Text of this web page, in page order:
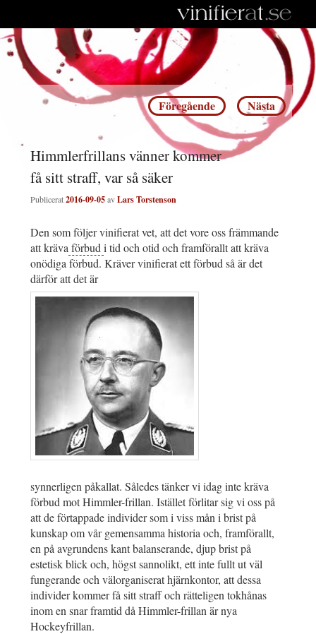
Inläggsnavigering
Föregående Nästa
Himmlerfrillans vänner kommer
få sitt straff, var så säker
Publicerat2016-09-05avLars Torstenson
Den som följer vinifierat vet, att det vore oss främmande
att krävaförbudi tid och otid och framförallt att kräva
onödiga förbud. Kräver vinifierat ett förbud så är det
därför att det är
synnerligen påkallat. Således tänker vi idag inte kräva
förbud mot Himmler-frillan. Istället förlitar sig vi oss på
att de förtappade individer som i viss mån i brist på
kunskap om vår gemensamma historia och, framförallt,
en på avgrundens kant balanserande, djup brist på
estetisk blick och, högst sannolikt, ett inte fullt ut väl
fungerande och välorganiserat hjärnkontor, att dessa
individer kommer få sitt straff och rätteligen tokhånas
inom en snar framtid då Himmler-frillan är nya
Hockeyfrillan.